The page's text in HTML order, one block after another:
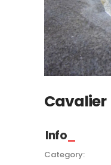
Cavalier
Info
Category: